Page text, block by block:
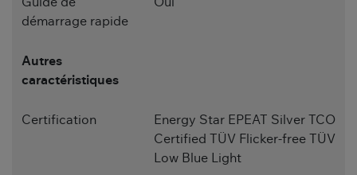
Guide de
démarrage rapide
Oui
Autres
caractéristiques
Certification
Energy Star EPEAT Silver TCO
Certified TÜV Flicker-free TÜV
Low Blue Light